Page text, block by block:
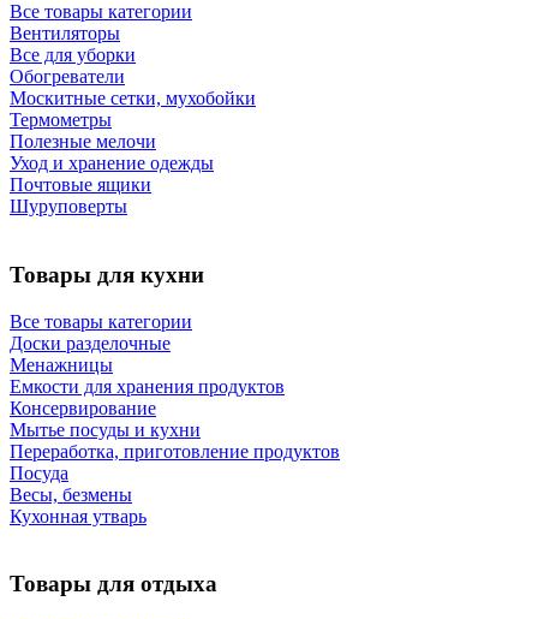
Все товары категории
Вентиляторы
Все для уборки
Обогреватели
Москитные сетки, мухобойки
Термометры
Полезные мелочи
Уход и хранение одежды
Почтовые ящики
Шуруповерты
Товары для кухни
Все товары категории
Доски разделочные
Менажницы
Емкости для хранения продуктов
Консервирование
Мытье посуды и кухни
Переработка, приготовление продуктов
Посуда
Весы, безмены
Кухонная утварь
Товары для отдыха